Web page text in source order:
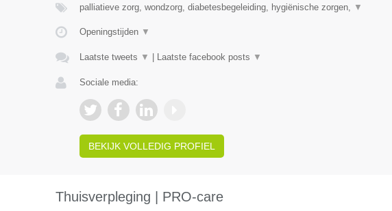
palliatieve zorg, wondzorg, diabetesbegeleiding, hygiënische zorgen, ▼
Openingstijden ▼
Laatste tweets ▼ Laatste facebook posts ▼
Sociale media:
BEKIJK VOLLEDIG PROFIEL
Thuisverpleging | PRO-care